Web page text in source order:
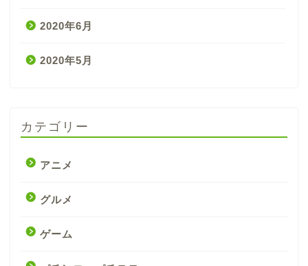
2020年6月
2020年5月
カテゴリー
アニメ
グルメ
ゲーム